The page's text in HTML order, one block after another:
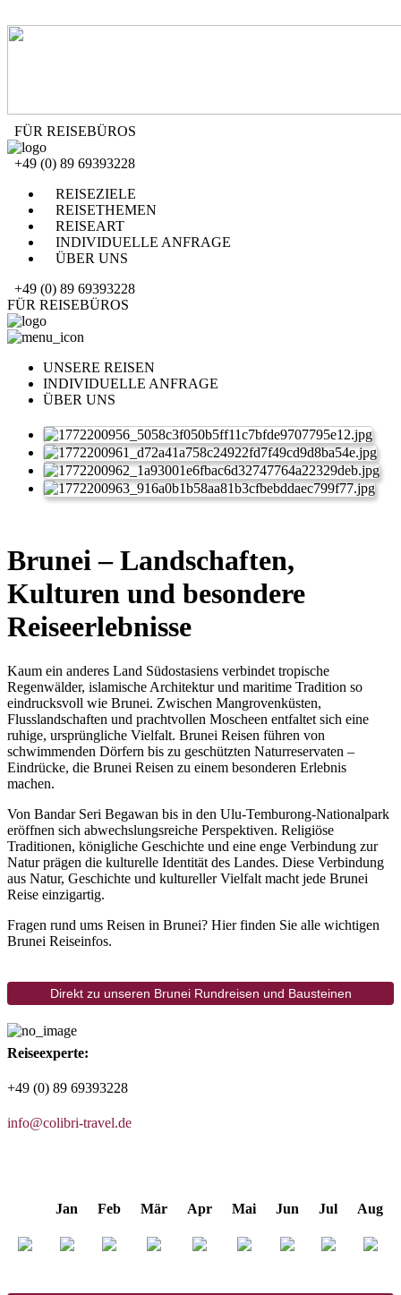
FÜR REISEBÜROS
+49 (0) 89 69393228
REISEZIELE
REISETHEMEN
REISEART
INDIVIDUELLE ANFRAGE
ÜBER UNS
+49 (0) 89 69393228
FÜR REISEBÜROS
UNSERE REISEN
INDIVIDUELLE ANFRAGE
ÜBER UNS
Brunei – Landschaften,
Kulturen und besondere
Reiseerlebnisse
Kaum ein anderes Land Südostasiens verbindet tropische
Regenwälder, islamische Architektur und maritime Tradition so
eindrucksvoll wie Brunei. Zwischen Mangrovenküsten,
Flusslandschaften und prachtvollen Moscheen entfaltet sich eine
ruhige, ursprüngliche Vielfalt. Brunei Reisen führen von
schwimmenden Dörfern bis zu geschützten Naturreservaten –
Eindrücke, die Brunei Reisen zu einem besonderen Erlebnis
machen.
Von Bandar Seri Begawan bis in den Ulu-Temburong-Nationalpark
eröffnen sich abwechslungsreiche Perspektiven. Religiöse
Traditionen, königliche Geschichte und eine enge Verbindung zur
Natur prägen die kulturelle Identität des Landes. Diese Verbindung
aus Natur, Geschichte und kultureller Vielfalt macht jede Brunei
Reise einzigartig.
Fragen rund ums Reisen in Brunei? Hier finden Sie alle wichtigen
Brunei Reiseinfos.
Direkt zu unseren Brunei Rundreisen und Bausteinen
Reiseexperte:
+49 (0) 89 69393228
info@colibri-travel.de
Jan Feb Mär Apr Mai Jun Jul Aug